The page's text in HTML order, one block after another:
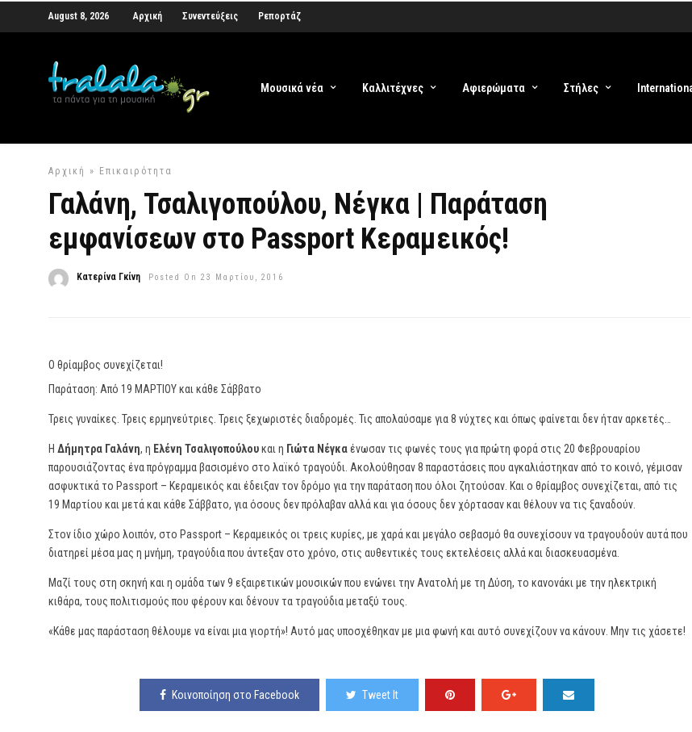
August 8, 2026 Αρχική Συνεντεύξεις Ρεπορτάζ
Μουσικά νέα Καλλιτέχνες Αφιερώματα Στήλες
Αρχική » Επικαιρότητα
Γαλάνη, Τσαλιγοπούλου, Νέγκα | Παράταση
εμφανίσεων στο Passport Κεραμεικός!
Κατερίνα Γκίνη Posted On 23 Μαρτίου, 2016
Ο θρίαμβος συνεχίζεται!
Παράταση: Από 19 ΜΑΡΤΙΟΥ και κάθε Σάββατο
Τρεις γυναίκες. Τρεις ερμηνεύτριες. Τρεις ξεχωριστές διαδρομές. Τις απολαύσαμε για 8 νύχτες και όπως φαίνεται δεν ήταν αρκετές…
Η Δήμητρα Γαλάνη, η Ελένη Τσαλιγοπούλουκαι η Γιώτα Νέγκαένωσαν τις φωνές τους για πρώτη φορά στις 20 Φεβρουαρίου
παρουσιάζοντας ένα πρόγραμμα βασισμένο στο λαϊκό τραγούδι. Ακολούθησαν 8 παραστάσεις που αγκαλιάστηκαν από το κοινό, γέμισαν
ασφυκτικά το Passport – Κεραμεικός και έδειξαν τον δρόμο για την παράταση που όλοι ζητούσαν. Και ο θρίαμβος συνεχίζεται, από τις
19 Μαρτίου και μετά και κάθε Σάββατο, για όσους δεν πρόλαβαν αλλά και για όσους δεν χόρτασαν και θέλουν να τις ξαναδούν.
Στον ίδιο χώρο λοιπόν, στο Passport – Κεραμεικός οι τρεις κυρίες, με χαρά και μεγάλο σεβασμό θα συνεχίσουν να τραγουδούν αυτά που
διατηρεί μέσα μας η μνήμη, τραγούδια που άντεξαν στο χρόνο, στις αυθεντικές τους εκτελέσεις αλλά και διασκευασμένα.
Μαζί τους στη σκηνή και η ομάδα των 9 εξαιρετικών μουσικών που ενώνει την Ανατολή με τη Δύση, το κανονάκι με την ηλεκτρική
κιθάρα, τους πολιτισμούς που φέρουν και δένουν τα τραγούδια μεταξύ τους.
«Κάθε μας παράσταση θέλουμε να είναι μια γιορτή»! Αυτό μας υποσχέθηκαν με μια φωνή και αυτό συνεχίζουν να κάνουν. Μην τις χάσετε!
Κοινοποίηση στο Facebook Tweet It